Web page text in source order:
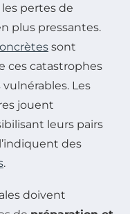
pertes de
plus pressantes.
sont
ces catastrophes
Les
jouent
leurs pairs
des
.
doivent